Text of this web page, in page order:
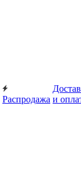
Распродажа и